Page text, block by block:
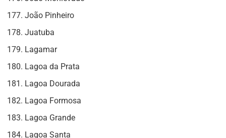
João Pinheiro
Juatuba
Lagamar
Lagoa da Prata
Lagoa Dourada
Lagoa Formosa
Lagoa Grande
Lagoa Santa